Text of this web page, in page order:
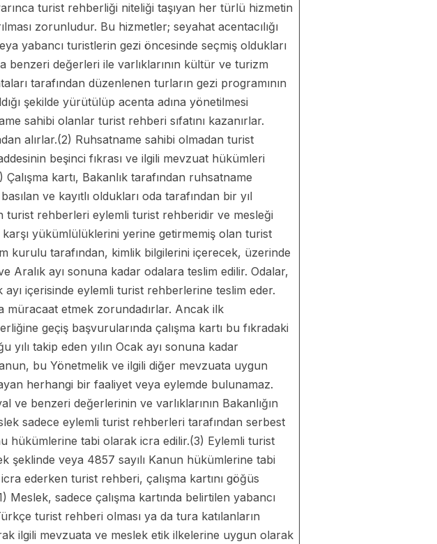
turist rehberliği niteliği taşıyan her türlü hizmetin
zorunludur. Bu hizmetler; seyahat acentacılığı
yabancı turistlerin gezi öncesinde seçmiş oldukları
değerleri ile varlıklarının kültür ve turizm
tarafından düzenlenen turların gezi programının
şekilde yürütülüp acenta adına yönetilmesi
sahibi olanlar turist rehberi sıfatını kazanırlar.
alırlar.(2) Ruhsatname sahibi olmadan turist
beşinci fıkrası ve ilgili mevzuat hükümleri
Çalışma kartı, Bakanlık tarafından ruhsatname
ve kayıtlı oldukları oda tarafından bir yıl
turist rehberleri eylemli turist rehberidir ve mesleği
yükümlülüklerini yerine getirmemiş olan turist
kurulu tarafından, kimlik bilgilerini içerecek, üzerinde
Aralık ayı sonuna kadar odalara teslim edilir. Odalar,
ayı içerisinde eylemli turist rehberlerine teslim eder.
müracaat etmek zorundadırlar. Ancak ilk
geçiş başvurularında çalışma kartı bu fıkradaki
yılı takip eden yılın Ocak ayı sonuna kadar
bu Yönetmelik ve ilgili diğer mevzuata uygun
herhangi bir faaliyet veya eylemde bulunamaz.
benzeri değerlerinin ve varlıklarının Bakanlığın
sadece eylemli turist rehberleri tarafından serbest
hükümlerine tabi olarak icra edilir.(3) Eylemli turist
şeklinde veya 4857 sayılı Kanun hükümlerine tabi
ederken turist rehberi, çalışma kartını göğüs
Meslek, sadece çalışma kartında belirtilen yabancı
turist rehberi olması ya da tura katılanların
ilgili mevzuata ve meslek etik ilkelerine uygun olarak